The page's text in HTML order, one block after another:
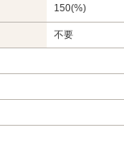
150(%)
不要